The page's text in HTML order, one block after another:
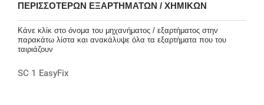
ΠΕΡΙΣΣΌΤΕΡΩΝ ΕΞΑΡΤΗΜΆΤΩΝ / ΧΗΜΙΚΏΝ
Κάνε κλίκ στο όνομα του μηχανήματος / εξαρτήματος στην
παρακάτω λίστα και ανακάλυψε όλα τα εξαρτήματα που του
ταιριάζουν
SC 1 EasyFix